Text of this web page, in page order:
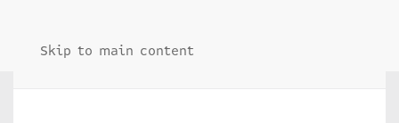
Skip to main content